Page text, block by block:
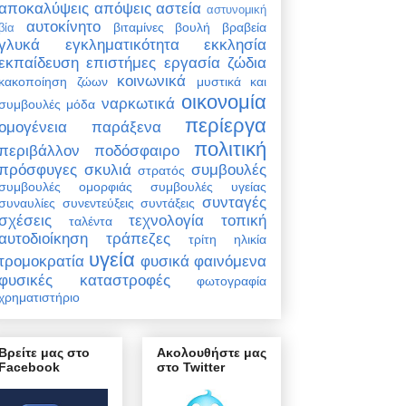
απόψεις αστεία αστυνομική
βία
αυτοκίνητο βιταμίνες βουλή βραβεία
εγκληματικότητα
εκκλησία
επιστήμες εργασία ζώδια
κακοποίηση ζώων κοινωνικά
μυστικά και
μόδα ναρκωτικά οικονομία
παράξενα περίεργα
ποδόσφαιρο πολιτική
σκυλιά στρατός συμβουλές
ομορφιάς
συμβουλές υγείας
συνεντεύξεις συντάξεις συνταγές
ταλέντα τεχνολογία
τοπική
τράπεζες τρίτη ηλικία
υγεία φυσικά φαινόμενα
καταστροφές
φωτογραφία
Βρείτε μας στο
Facebook
Ακολουθήστε μας
στο Twitter